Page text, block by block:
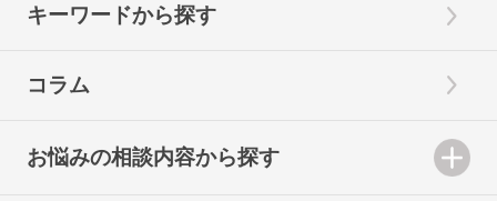
キーワードから探す
コラム
お悩みの相談内容から探す